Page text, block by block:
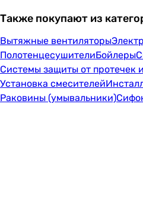
Также покупают из
Вытяжные вентиляторы
ПолотенцесушителиБойлеры
Системы защиты от протечек
Установка смесителей
Раковины (умывальники)